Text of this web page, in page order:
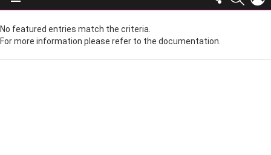
Меню
US
No featured entries match the criteria.
For more information please refer to the documentation.